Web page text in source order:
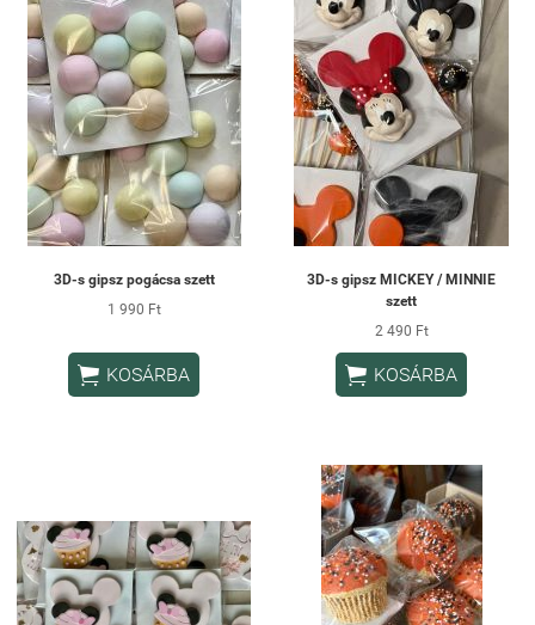
3D-s gipsz pogácsa szett
1 990 Ft
 KOSÁRBA
3D-s gipsz MICKEY / MINNIE
szett
2 490 Ft
 KOSÁRBA